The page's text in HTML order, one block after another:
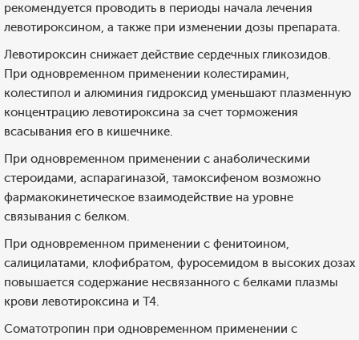
рекомендуется проводить в периоды начала лечения
левотироксином, а также при изменении дозы препарата.
Левотироксин снижает действие сердечных гликозидов.
При одновременном применении колестирамин,
колестипол и алюминия гидроксид уменьшают плазменную
концентрацию левотироксина за счет торможения
всасывания его в кишечнике.
При одновременном применении с анаболическими
стероидами, аспарагиназой, тамоксифеном возможно
фармакокинетическое взаимодействие на уровне
связывания с белком.
При одновременном применении с фенитоином,
салицилатами, клофибратом, фуросемидом в высоких дозах
повышается содержание несвязанного с белками плазмы
крови левотироксина и Т4.
Соматотропин при одновременном применении с